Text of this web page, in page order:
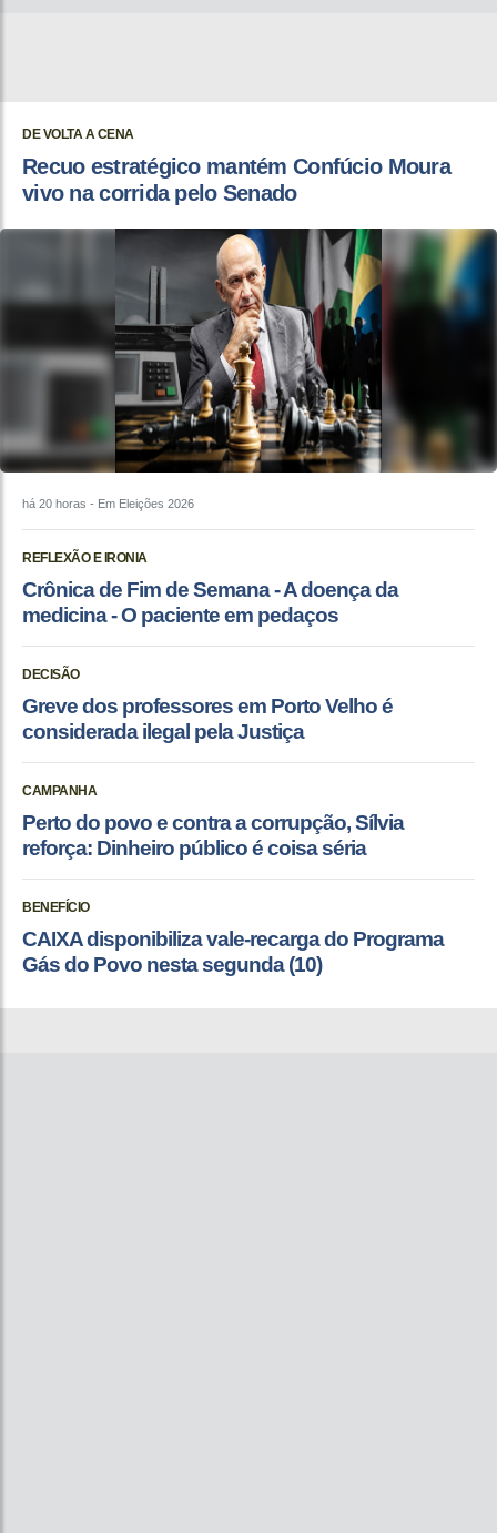
DE VOLTA A CENA
Recuo estratégico mantém Confúcio Moura
vivo na corrida pelo Senado
há 20 horas - Em Eleições 2026
REFLEXÃO E IRONIA
Crônica de Fim de Semana - A doença da
medicina - O paciente em pedaços
DECISÃO
Greve dos professores em Porto Velho é
considerada ilegal pela Justiça
CAMPANHA
Perto do povo e contra a corrupção, Sílvia
reforça: Dinheiro público é coisa séria
BENEFÍCIO
CAIXA disponibiliza vale-recarga do Programa
Gás do Povo nesta segunda (10)